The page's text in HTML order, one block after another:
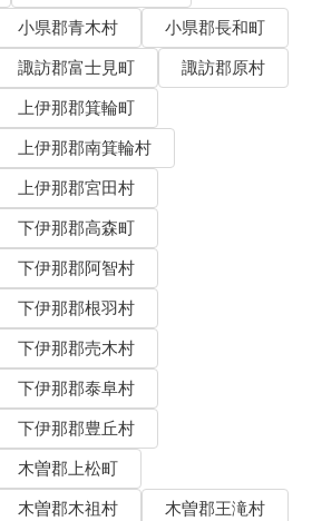
小県郡青木村
小県郡長和町
諏訪郡富士見町
諏訪郡原村
上伊那郡箕輪町
上伊那郡南箕輪村
上伊那郡宮田村
下伊那郡高森町
下伊那郡阿智村
下伊那郡根羽村
下伊那郡売木村
下伊那郡泰阜村
下伊那郡豊丘村
木曽郡上松町
木曽郡木祖村
木曽郡王滝村